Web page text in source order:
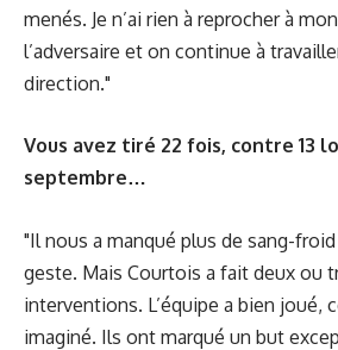
menés. Je n’ai rien à reprocher à
l’adversaire et on continue à
direction."
Vous avez tiré 22 fois, contre 13
septembre…
"Il nous a manqué plus de sang-
geste. Mais Courtois a fait deux ou
interventions. L’équipe a bien joué,
imaginé. Ils ont marqué un but